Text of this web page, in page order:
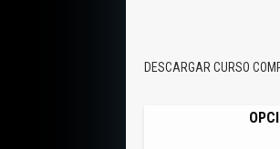
DESCARGAR CURSO